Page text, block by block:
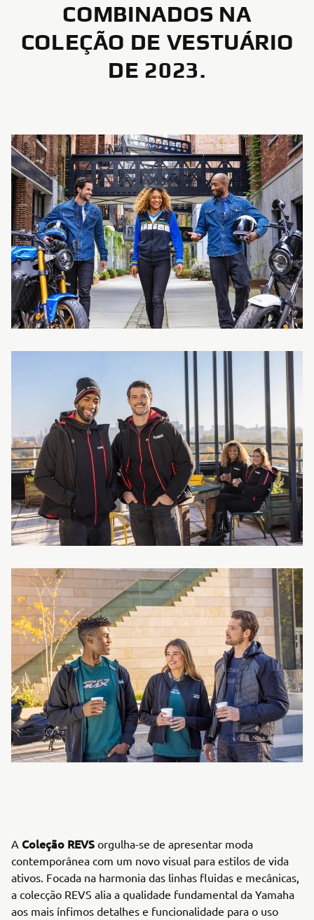
COMBINADOS NA
COLEÇÃO DE VESTUÁRIO
DE 2023.
A Coleção REVS orgulha-se de apresentar moda
contemporânea com um novo visual para estilos de vida
ativos. Focada na harmonia das linhas fluidas e mecânicas,
a colecção REVS alia a qualidade fundamental da Yamaha
aos mais ínfimos detalhes e funcionalidade para o uso